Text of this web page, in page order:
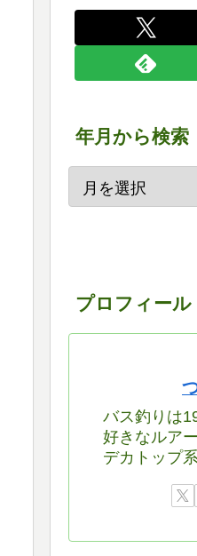
年月から検索
プロフィール
バス釣りは
好きなルア
デカトップ